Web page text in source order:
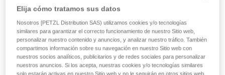
CARITOOL
Portaherramientas para arnés
El portaherramientas CARITOOL permite extraer y guardar
Elija cómo tratamos sus datos
Nosotros [PETZL Distribution SAS) utilizamos cookies y/o tecnologías
similares para garantizar el correcto funcionamiento de nuestro Sitio web,
personalizar nuestro contenido y anuncios, y analizar nuestro tráfico. También
compartimos información sobre su navegación en nuestro Sitio web con
nuestros socios analíticos, publicitarios y de redes sociales para personalizar
nuestros anuncios. Si los acepta, nuestras cookies y/o tecnologías similares
solo estarán activas en nuestro Sitio web y no le seguirán en otros sitios web.